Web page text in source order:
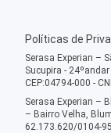
Políticas de
Serasa Experian –
Sucupira -
CEP:04794-000 -
Serasa Experian –
– Bairro Velha,
62.173.620/0104-95